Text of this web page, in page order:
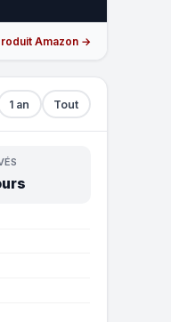
Amazon →
1 an Tout